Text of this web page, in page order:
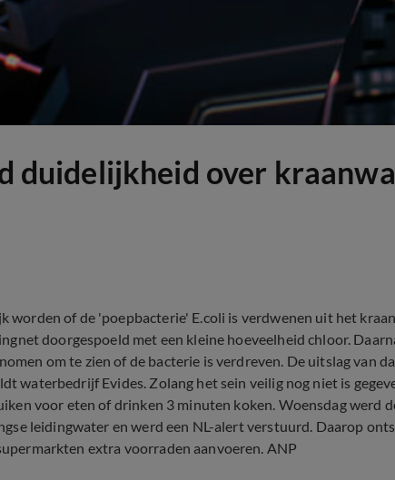
duidelijkheid over
worden of de 'poepbacterie' E.coli is verdwenen uit het
doorgespoeld met een kleine hoeveelheid chloor.
om te zien of de bacterie is verdreven. De uitslag van
waterbedrijf Evides. Zolang het sein veilig nog niet is
voor eten of drinken 3 minuten koken. Woensdag werd
leidingwater en werd een NL-alert verstuurd. Daarop
extra voorraden aanvoeren. ANP